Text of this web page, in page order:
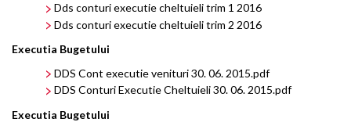
Dds conturi executie cheltuieli trim 1 2016
Dds conturi executie cheltuieli trim 2 2016
Executia Bugetului
DDS Cont executie venituri 30. 06. 2015.pdf
DDS Conturi Executie Cheltuieli 30. 06. 2015.pdf
Executia Bugetului